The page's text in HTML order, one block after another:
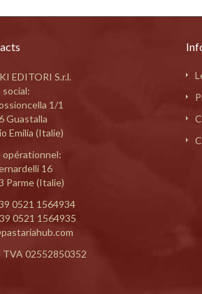
EDITORI S.r.l.
social:
1/1
Guastalla
Emilia (Italie)
opérationnel:
16
Parme (Italie)
0521 1564934
0521 1564935
TVA 02552850352